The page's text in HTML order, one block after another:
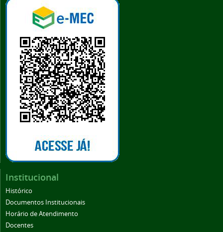
Institucional
Histórico
Documentos Institucionais
Horário de Atendimento
Docentes